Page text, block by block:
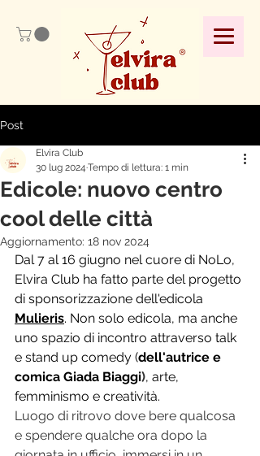
Post
Edicole: nuovo centro
cool delle città
Elvira Club
30 lug 2024 Tempo di lettura: 1 min
Aggiornamento: 18 nov 2024
Dal 7 al 16 giugno nel cuore di NoLo,
Elvira Club ha fatto parte del progetto
di sponsorizzazione dell'edicola
Mulieris. Non solo edicola, ma anche
uno spazio di incontro attraverso talk
e stand up comedy (dell'autrice e
comica Giada Biaggi), arte,
femminismo e creatività.
Luogo di ritrovo dove bere qualcosa
e spendere qualche ora dopo la